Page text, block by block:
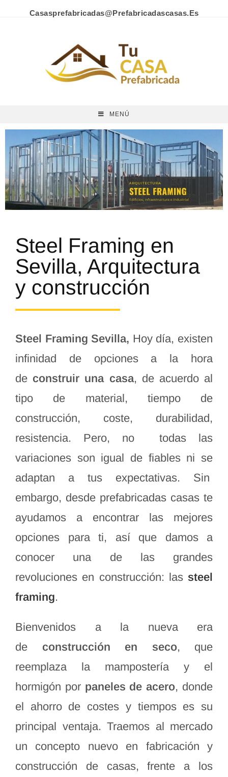
Casasprefabricadas@prefabricadascasas.es
MENÚ
Steel Framing en
Sevilla, Arquitectura
y construcción
Steel Framing Sevilla, Hoy día, existen
infinidad de opciones a la hora
de construir una casa, de acuerdo al
tipo de material, tiempo de
construcción, coste, durabilidad,
resistencia. Pero, no todas las
variaciones son igual de fiables ni se
adaptan a tus expectativas. Sin
embargo, desde prefabricadas casas te
ayudamos a encontrar las mejores
opciones para ti, así que damos a
conocer una de las grandes
revoluciones en construcción: las steel
framing.
Bienvenidos a la nueva era
de construcción en seco, que
reemplaza la mampostería y el
hormigón por paneles de acero, donde
el ahorro de costes y tiempos es su
principal ventaja. Traemos al mercado
un concepto nuevo en fabricación y
construcción de casas, frente a los